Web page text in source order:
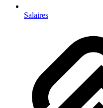
Salaires